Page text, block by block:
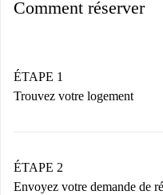
Comment réserver
ÉTAPE 1
Trouvez votre logement
Vous disposez à
nécessaires.
ÉTAPE 2
Envoyez votre demande de